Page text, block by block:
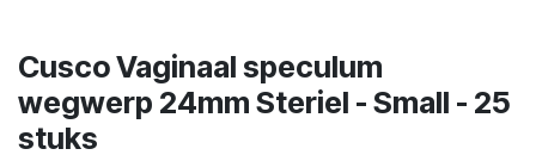
Cusco Vaginaal speculum
wegwerp 24mm Steriel - Small - 25
stuks